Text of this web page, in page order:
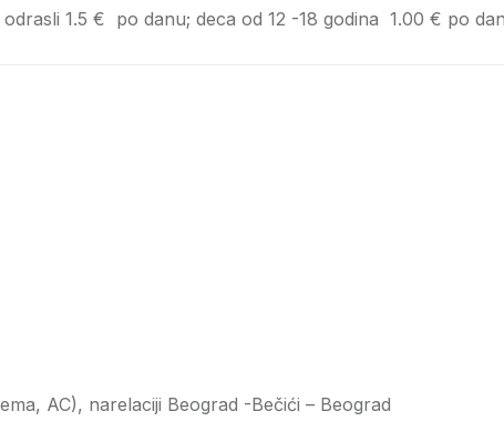
1.5 € po danu; deca od 12 -18 godina 1.00 € po
AC), narelaciji Beograd -Bečići – Beograd